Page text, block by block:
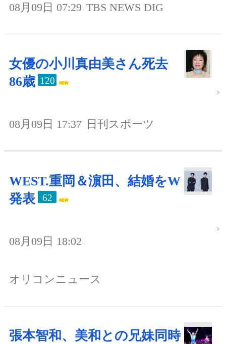
08月09日 07:29 TBS NEWS DIG
女優の小川真由美さん死去
86歳 120
08月09日 17:37 日刊スポーツ
WEST.重岡＆濵田、結婚をW
発表
62
08月09日 18:02
オリコンニュース
張本智和、美和との兄妹同時